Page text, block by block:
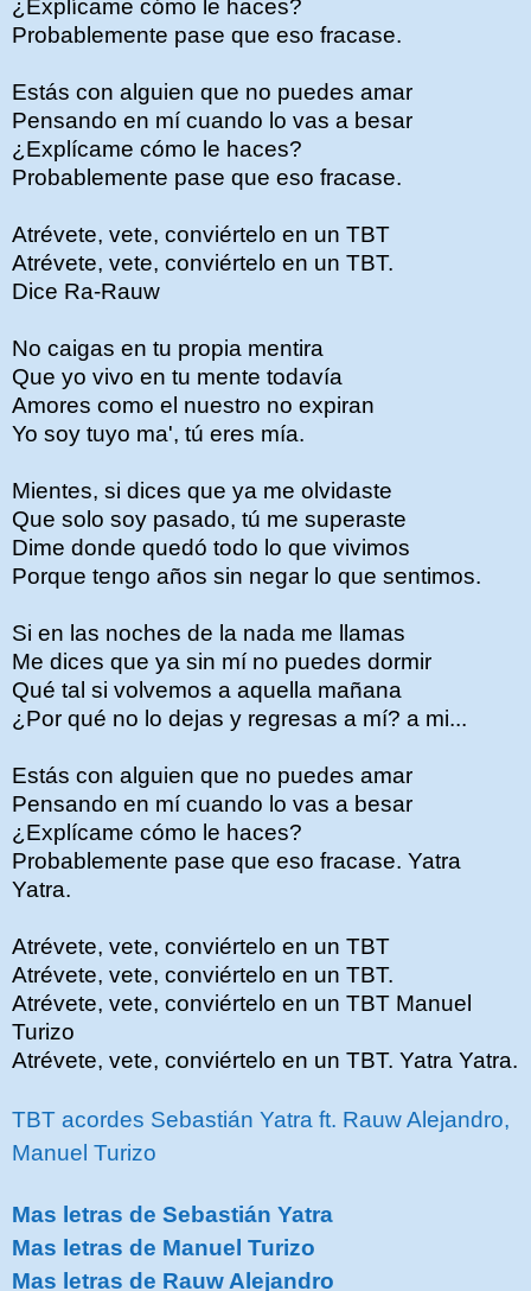
¿Explícame cómo le haces?
Probablemente pase que eso fracase.
Estás con alguien que no puedes amar
Pensando en mí cuando lo vas a besar
¿Explícame cómo le haces?
Probablemente pase que eso fracase.
Atrévete, vete, conviértelo en un TBT
Atrévete, vete, conviértelo en un TBT.
Dice Ra-Rauw
No caigas en tu propia mentira
Que yo vivo en tu mente todavía
Amores como el nuestro no expiran
Yo soy tuyo ma', tú eres mía.
Mientes, si dices que ya me olvidaste
Que solo soy pasado, tú me superaste
Dime donde quedó todo lo que vivimos
Porque tengo años sin negar lo que sentimos.
Si en las noches de la nada me llamas
Me dices que ya sin mí no puedes dormir
Qué tal si volvemos a aquella mañana
¿Por qué no lo dejas y regresas a mí? a mi...
Estás con alguien que no puedes amar
Pensando en mí cuando lo vas a besar
¿Explícame cómo le haces?
Probablemente pase que eso fracase. Yatra
Yatra.
Atrévete, vete, conviértelo en un TBT
Atrévete, vete, conviértelo en un TBT.
Atrévete, vete, conviértelo en un TBT Manuel
Turizo
Atrévete, vete, conviértelo en un TBT. Yatra Yatra.
TBT acordes Sebastián Yatra ft. Rauw Alejandro,
Manuel Turizo
Mas letras de Sebastián Yatra
Mas letras de Manuel Turizo
Mas letras de Rauw Alejandro